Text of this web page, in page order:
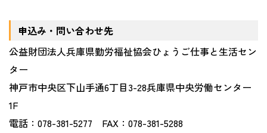
申込み・問い合わせ先
公益財団法人兵庫県勤労福祉協会ひょうご仕事と生活セン
ター
神戸市中央区下山手通6丁目3-28兵庫県中央労働センター
1F
電話：078-381-5277 FAX：078-381-5288